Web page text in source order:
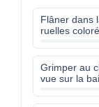
Flâner dans
ruelles
Grimper au
vue sur la